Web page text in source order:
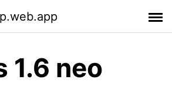
1.6 neo